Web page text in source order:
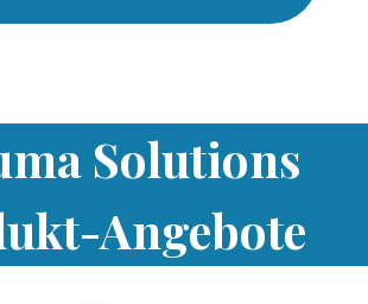
Solutions
Angebote